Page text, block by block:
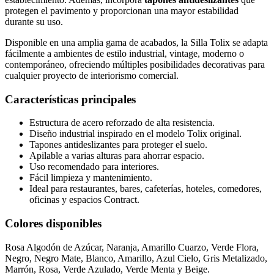
protegen el pavimento y proporcionan una mayor estabilidad
durante su uso.
Disponible en una amplia gama de acabados, la Silla Tolix se adapta
fácilmente a ambientes de estilo industrial, vintage, moderno o
contemporáneo, ofreciendo múltiples posibilidades decorativas para
cualquier proyecto de interiorismo comercial.
Características principales
Estructura de acero reforzado de alta resistencia.
Diseño industrial inspirado en el modelo Tolix original.
Tapones antideslizantes para proteger el suelo.
Apilable a varias alturas para ahorrar espacio.
Uso recomendado para interiores.
Fácil limpieza y mantenimiento.
Ideal para restaurantes, bares, cafeterías, hoteles, comedores,
oficinas y espacios Contract.
Colores disponibles
Rosa Algodón de Azúcar, Naranja, Amarillo Cuarzo, Verde Flora,
Negro, Negro Mate, Blanco, Amarillo, Azul Cielo, Gris Metalizado,
Marrón, Rosa, Verde Azulado, Verde Menta y Beige.